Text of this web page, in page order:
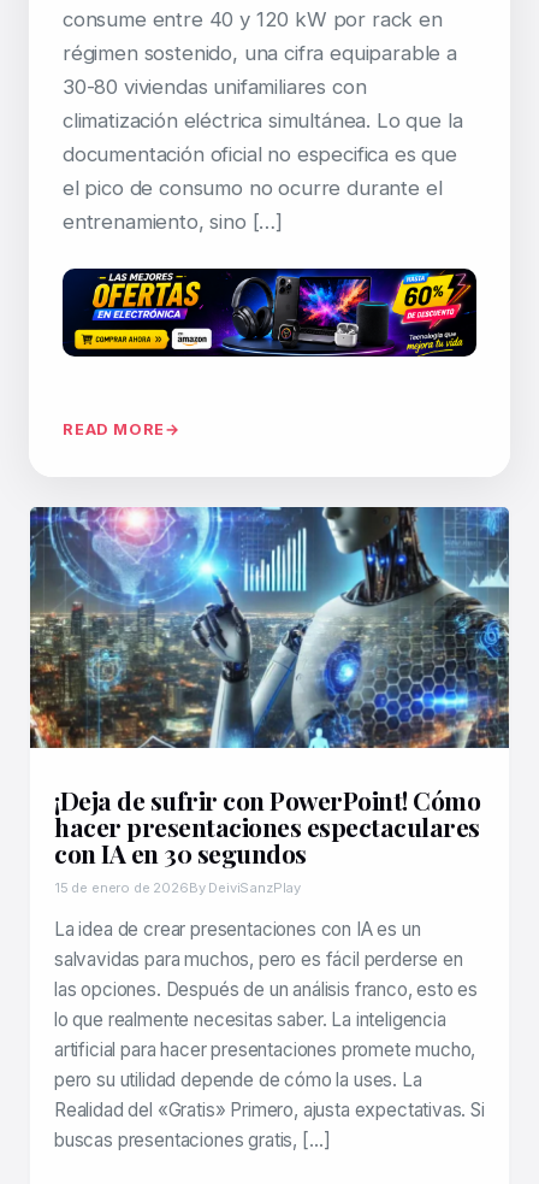
consume entre 40 y 120 kW por rack en
régimen sostenido, una cifra equiparable a
30-80 viviendas unifamiliares con
climatización eléctrica simultánea. Lo que la
documentación oficial no especifica es que
el pico de consumo no ocurre durante el
entrenamiento, sino […]
READ MORE
¡Deja de sufrir con PowerPoint! Cómo
hacer presentaciones espectaculares
con IA en 30 segundos
15 de enero de 2026By DeiviSanzPlay
La idea de crear presentaciones con IA es un
salvavidas para muchos, pero es fácil perderse en
las opciones. Después de un análisis franco, esto es
lo que realmente necesitas saber. La inteligencia
artificial para hacer presentaciones promete mucho,
pero su utilidad depende de cómo la uses. La
Realidad del «Gratis» Primero, ajusta expectativas. Si
buscas presentaciones gratis, […]